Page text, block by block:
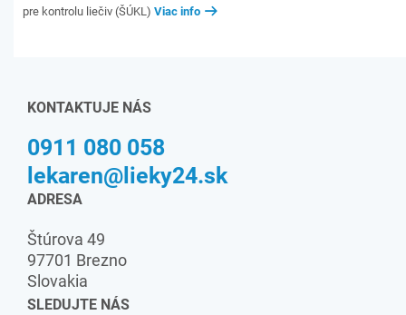
pre kontrolu liečiv (ŠÚKL) Viac info
KONTAKTUJE NÁS
0911 080 058
lekaren@lieky24.sk
ADRESA
Štúrova 49
97701 Brezno
Slovakia
SLEDUJTE NÁS